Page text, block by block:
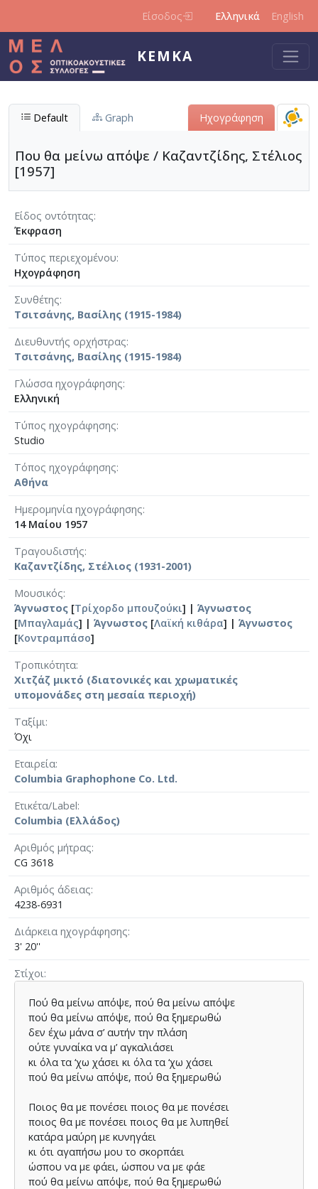
Είσοδος Ελληνικά English
ΚΕΜΚΑ
Default Graph Ηχογράφηση
Που θα μείνω απόψε / Καζαντζίδης, Στέλιος
[1957]
Είδος οντότητας
Έκφραση
Τύπος περιεχομένου
Ηχογράφηση
Συνθέτης
Τσιτσάνης, Βασίλης (1915-1984)
Διευθυντής ορχήστρας
Τσιτσάνης, Βασίλης (1915-1984)
Γλώσσα ηχογράφησης
Ελληνική
Τύπος ηχογράφησης
Studio
Τόπος ηχογράφησης
Αθήνα
Ημερομηνία ηχογράφησης
14 Μαίου 1957
Τραγουδιστής
Καζαντζίδης, Στέλιος (1931-2001)
Μουσικός
Άγνωστος [Τρίχορδο μπουζούκι] | Άγνωστος
[Μπαγλαμάς] | Άγνωστος [Λαϊκή κιθάρα] | Άγνωστος
[Κοντραμπάσο]
Τροπικότητα
Χιτζάζ μικτό (διατονικές και χρωματικές
υπομονάδες στη μεσαία περιοχή)
Ταξίμι
Όχι
Εταιρεία
Columbia Graphophone Co. Ltd.
Ετικέτα/Label
Columbia (Ελλάδος)
Αριθμός μήτρας
CG 3618
Αριθμός άδειας
4238-6931
Διάρκεια ηχογράφησης
3' 20''
Στίχοι
Πού θα µείνω απόψε, πού θα µείνω απόψε
πού θα µείνω απόψε, πού θα ξηµερωθώ
δεν έχω µάνα σ’ αυτήν την πλάση
ούτε γυναίκα να µ’ αγκαλιάσει
κι όλα τα ‘χω χάσει κι όλα τα ‘χω χάσει
πού θα µείνω απόψε, πού θα ξηµερωθώ
Ποιος θα µε πονέσει ποιος θα µε πονέσει
ποιος θα µε πονέσει ποιος θα µε λυπηθεί
κατάρα µαύρη µε κυνηγάει
κι ότι αγαπήσω µου το σκορπάει
ώσπου να µε φάει, ώσπου να µε φάε
πού θα µείνω απόψε, πού θα ξηµερωθώ